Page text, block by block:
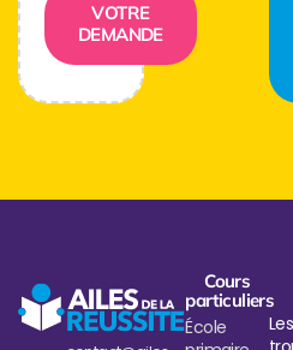
VOTRE
DEMANDE
Cours
particuliers
École
Les